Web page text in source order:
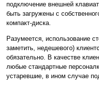
подключение внешней
быть загружены с
компакт-диска.
Разумеется, использование
заметить, недешевого)
обязательно. В качестве
любые стандартные
устаревшие, в ином случае